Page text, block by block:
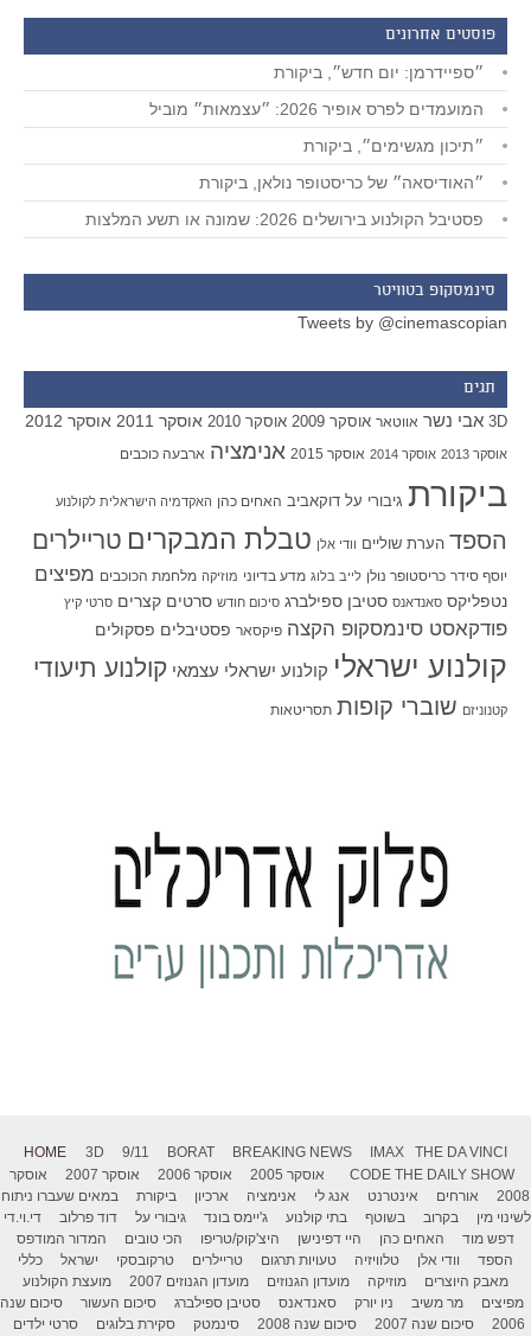
פוסטים אחרונים
״ספיידרמן: יום חדש״, ביקורת
המועמדים לפרס אופיר 2026: ״עצמאות״ מוביל
״תיכון מגשימים״, ביקורת
״האודיסאה״ של כריסטופר נולאן, ביקורת
פסטיבל הקולנוע בירושלים 2026: שמונה או תשע המלצות
סינמסקופ בטוויטר
Tweets by @cinemascopian
תגים
3D אבי נשר אווטאר אוסקר 2009 אוסקר 2010 אוסקר 2011 אוסקר 2012
אוסקר 2013 אוסקר 2014 אוסקר 2015 אנימציה ארבעה כוכבים
ביקורת גיבורי על דוקאביב האחים כהן האקדמיה הישראלית לקולנוע
הספד הערת שוליים וודי אלן טבלת המבקרים טריילרים
יוסף סידר כריסטופר נולן לייב בלוג מדע בדיוני מוזיקה מלחמת הכוכבים מפיצים
נטפליקס סאנדאנס סטיבן ספילברג סיכום חודש סרטים קצרים סרטי קיץ
פודקאסט סינמסקופ הקצה פיקסאר פסטיבלים פסקולים
קולנוע ישראלי קולנוע ישראלי עצמאי קולנוע תיעודי
קטנוניזם שוברי קופות תסריטאות
HOME 3D 9/11 BORAT BREAKING NEWS IMAX
THE DA VINCI
CODE THE DAILY SHOW אוסקר 2005 אוסקר 2006 אוסקר 2007
אוסקר
2008
אורחים אינטרנט אנג לי אנימציה ארכיון ביקורת
במאים שעברו ניתוח
לשינוי מין
בקרוב בשוטף בתי קולנוע ג'יימס בונד גיבורי על דוד פרלוב
די.וי.די
דפש מוד
האחים כהן היי דפינישן היצ'קוק/טריפו הכי טובים
המדור המודפס
הספד
וודי אלן טלוויזיה טעויות תרגום טריילרים טרקובסקי ישראל
כללי
מאבק היוצרים
מוזיקה מועדון הגנוזים מועדון הגנוזים 2007
מועצת הקולנוע
מפיצים
מר משיב ניו יורק סאנדאנס סטיבן ספילברג סיכום העשור
סיכום שנה
2006
סיכום שנה 2007 סיכום שנה 2008 סינמטק סקירת בלוגים סרטי ילדים